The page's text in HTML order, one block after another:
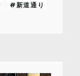
#新道通り